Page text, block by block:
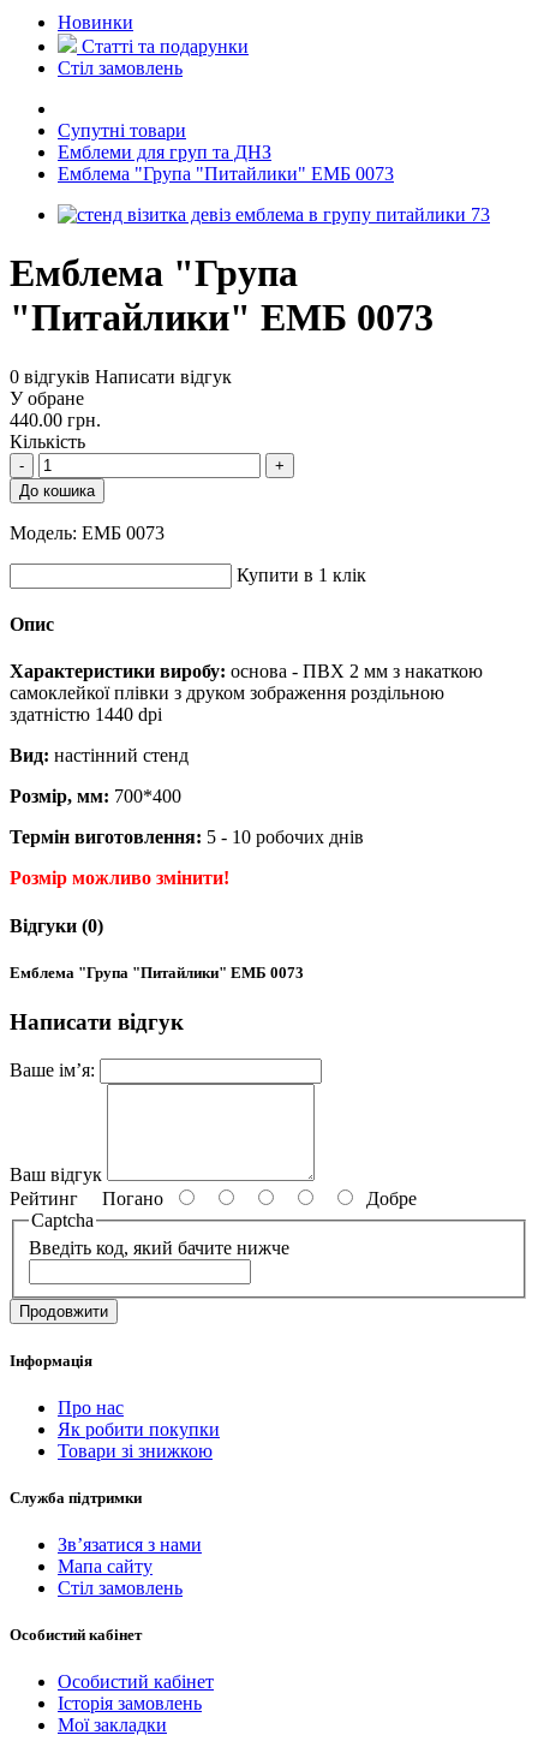
Новинки
Статті та подарунки
Стіл замовлень
Супутні товари
Емблеми для груп та ДНЗ
Емблема "Група "Питайлики" ЕМБ 0073
Емблема "Група
"Питайлики" ЕМБ 0073
0 відгуків Написати відгук
У обране
440.00 грн.
Кількість
-
+
До кошика
Модель: ЕМБ 0073
Купити в 1 клік
Опис
Характеристики виробу: основа - ПВХ 2 мм з накаткою
самоклейкої плівки з друком зображення роздільною
здатністю 1440 dpi
Вид: настінний стенд
Розмір, мм: 700*400
Термін виготовлення: 5 - 10 робочих днів
Розмір можливо змінити!
Відгуки (0)
Емблема "Група "Питайлики" ЕМБ 0073
Написати відгук
Ваше ім’я:
Ваш відгук
Рейтинг Погано
Добре
Captcha
Введіть код, який бачите нижче
Продовжити
Інформація
Про нас
Як робити покупки
Товари зі знижкою
Служба підтримки
Зв’язатися з нами
Мапа сайту
Стіл замовлень
Особистий кабінет
Особистий кабінет
Історія замовлень
Мої закладки